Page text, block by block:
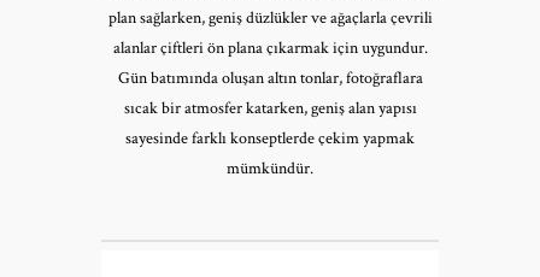
plan sağlarken, geniş düzlükler ve ağaçlarla çevrili
alanlar çiftleri ön plana çıkarmak için uygundur.
Gün batımında oluşan altın tonlar, fotoğraflara
sıcak bir atmosfer katarken, geniş alan yapısı
sayesinde farklı konseptlerde çekim yapmak
mümkündür.